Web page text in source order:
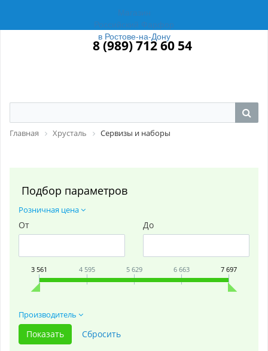
Магазин
Российский Фарфор
в Ростове-на-Дону
8 (989) 712 60 54
Главная Хрусталь Сервизы и наборы
Подбор параметров
Розничная цена
От До
3 561 4 595 5 629 6 663 7 697
Производитель